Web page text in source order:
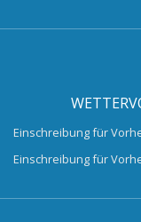
Einschreibung für
Einschreibung für